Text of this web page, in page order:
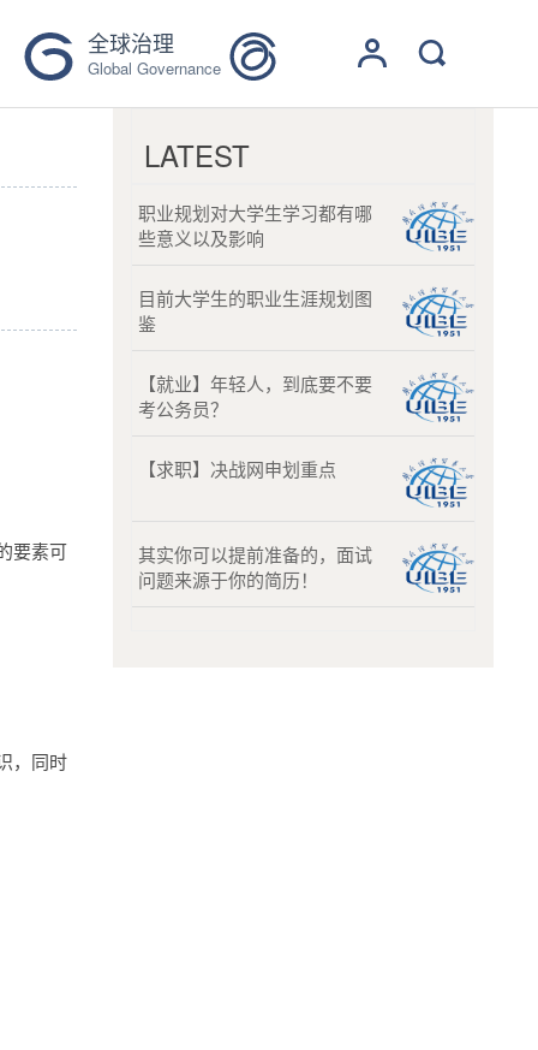
全球治理
Global Governance
要素可
，同时
LATEST
职业规划对大学生学习都有哪
些意义以及影响
目前大学生的职业生涯规划图
鉴
【就业】年轻人，到底要不要
考公务员？
【求职】决战网申划重点
其实你可以提前准备的，面试
问题来源于你的简历！